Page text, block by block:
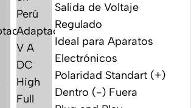
Salida de Voltaje
Regulado
Ideal para Aparatos
Electrónicos
Polaridad Standart (+)
Dentro (-) Fuera